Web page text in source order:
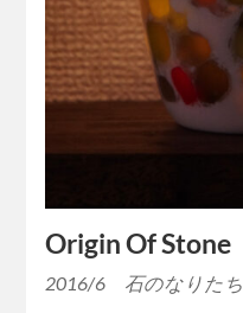
Origin Of Stone
2016/6 石のなりたち